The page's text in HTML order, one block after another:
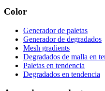
Color
Generador de paletas
Generador de degradados
Mesh gradients
Degradados de malla en
Paletas en tendencia
Degradados en tendencia